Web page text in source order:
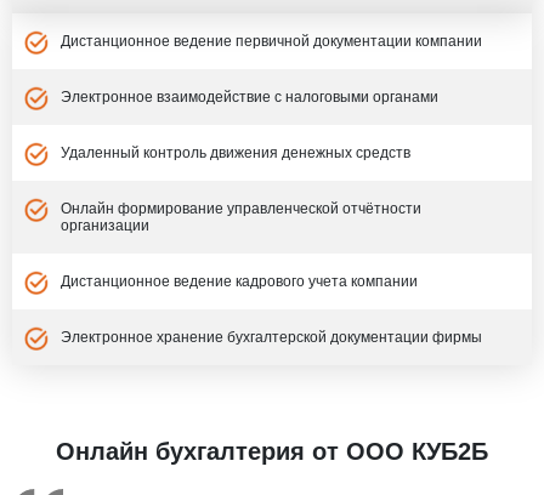
Дистанционное ведение первичной документации компании
Электронное взаимодействие с налоговыми органами
Удаленный контроль движения денежных средств
Онлайн формирование управленческой отчётности
организации
Дистанционное ведение кадрового учета компании
Электронное хранение бухгалтерской документации фирмы
Онлайн бухгалтерия от ООО КУБ2Б